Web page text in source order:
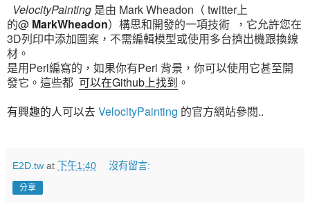
VelocityPainting 是由 Mark Wheadon（ twitter上
的@ MarkWheadon） 構思和開發的一項技術
，它允許您在
3D列印中添加圖案，不需編輯模型或使用多台擠出機跟換線
材。
是用Perl編寫的， 如果你有Perl 背景，你可以使用它甚至開
發它 。 這些都 可以在Github上找到 。
有興趣的人可以去 VelocityPainting 的官方網站參閱..
E2D.tw at 下午1:40 沒有留言:
分享